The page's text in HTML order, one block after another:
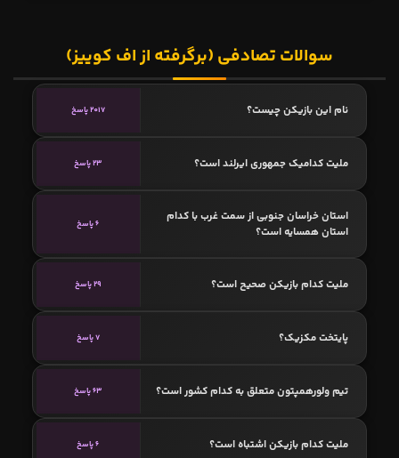
سوالات تصادفی (برگرفته از اف کوییز)
نام این بازیکن چیست؟ 2017 پاسخ
ملیت کدامیک جمهوری ایرلند است؟ 23 پاسخ
استان خراسان جنوبی از سمت غرب با کدام
استان همسایه است؟
6 پاسخ
ملیت کدام بازیکن صحیح است؟ 29 پاسخ
پایتخت مکزیک؟ 7 پاسخ
تیم ولورهمپتون متعلق به کدام کشور است؟ 63 پاسخ
ملیت کدام بازیکن اشتباه است؟ 6 پاسخ